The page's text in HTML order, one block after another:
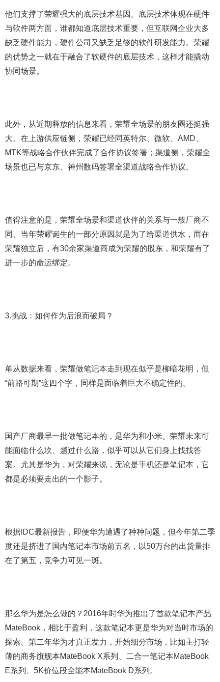
他们支撑了荣耀强大的底层技术基因。底层技术体现在硬件
与软件两方面，谁都知道底层技术重要，但互联网企业大多
缺乏硬件能力，硬件公司又缺乏足够的软件研发能力。荣耀
的优势之一就在于融合了软硬件的底层技术，这样才能撬动
协同场景。
此外，从近期释放的信息来看，荣耀全场景的朋友圈还挺强
大。在上游供应链侧，荣耀已经同英特尔、微软、AMD、
MTK等战略合作伙伴完成了合作协议签署；渠道侧，荣耀全
场景也已与京东、神州数码签署全渠道战略合作协议。
值得注意的是，荣耀全场景和渠道伙伴的关系与一般厂商不
同。当年荣耀诞生的一部分原因就是为了给渠道供水，而在
荣耀独立后，有30余家渠道商成为荣耀的股东，和荣耀有了
进一步的命运绑定。
3.挑战：如何作为后浪而破局？
单从数据来看，荣耀做笔记本走到现在似乎是柳暗花明，但
“前路可期”这四个字，同样是面临着巨大不确定性的。
国产厂商最早一批做笔记本的，是华为和小米。荣耀未来可
能面临什么坎、趟过什么路，似乎可以从它们身上找找答
案。尤其是华为，对荣耀来说，无论是手机还是笔记本，它
都是必须要走出的一个影子。
根据IDC最新报告，即便华为遭遇了种种问题，但今年第二季
度还是挤进了国内笔记本市场前五名，以50万台的出货量排
在了第五，竞争力可见一斑。
那么华为是怎么做的？2016年时华为推出了首款笔记本产品
MateBook，相比于盈利，这款笔记本更是华为对当时市场的
探索。第二年华为才真正发力，开始细分市场，比如主打轻
薄的商务旗舰本MateBook X系列、二合一笔记本MateBook
E系列、5K价位段全能本MateBook D系列。